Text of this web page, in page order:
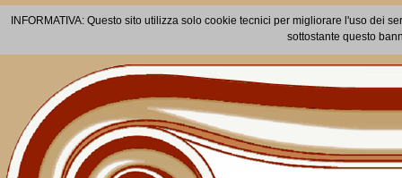
INFORMATIVA: Questo sito utilizza solo cookie tecnici per migliorare l'uso dei
sottostante questo